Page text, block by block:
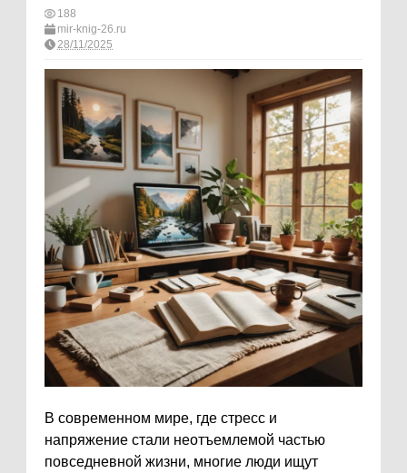
188
mir-knig-26.ru
28/11/2025
В современном мире, где стресс и
напряжение стали неотъемлемой частью
повседневной жизни, многие люди ищут